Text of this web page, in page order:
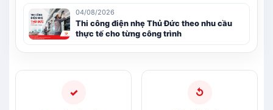
04/08/2026
Thi công điện nhẹ Thủ Đức theo nhu cầu
thực tế cho từng công trình
✓ ↺